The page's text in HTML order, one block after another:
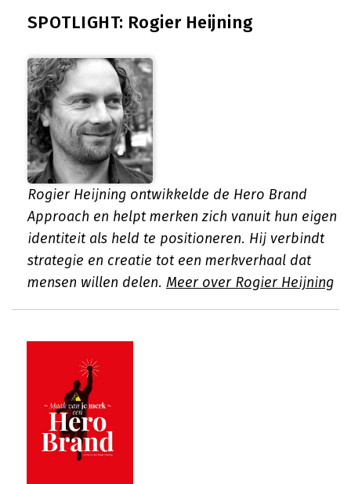
SPOTLIGHT: Rogier Heijning
Rogier Heijning ontwikkelde de Hero Brand
Approach en helpt merken zich vanuit hun eigen
identiteit als held te positioneren. Hij verbindt
strategie en creatie tot een merkverhaal dat
mensen willen delen. Meer over Rogier Heijning